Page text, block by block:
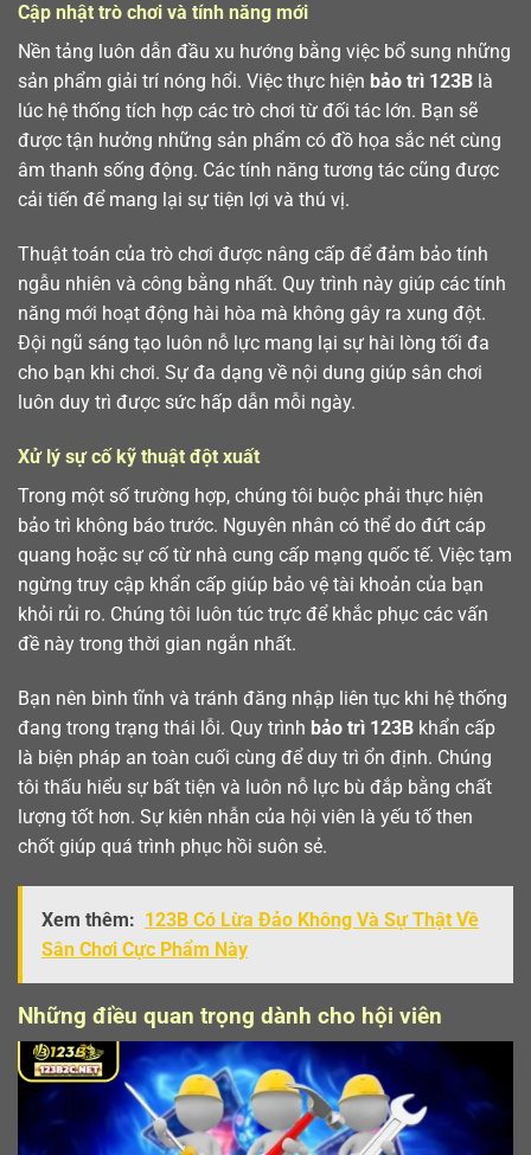
Cập nhật trò chơi và tính năng mới
Nền tảng luôn dẫn đầu xu hướng bằng việc bổ sung những
sản phẩm giải trí nóng hổi. Việc thực hiện bảo trì 123B là
lúc hệ thống tích hợp các trò chơi từ đối tác lớn. Bạn sẽ
được tận hưởng những sản phẩm có đồ họa sắc nét cùng
âm thanh sống động. Các tính năng tương tác cũng được
cải tiến để mang lại sự tiện lợi và thú vị.
Thuật toán của trò chơi được nâng cấp để đảm bảo tính
ngẫu nhiên và công bằng nhất. Quy trình này giúp các tính
năng mới hoạt động hài hòa mà không gây ra xung đột.
Đội ngũ sáng tạo luôn nỗ lực mang lại sự hài lòng tối đa
cho bạn khi chơi. Sự đa dạng về nội dung giúp sân chơi
luôn duy trì được sức hấp dẫn mỗi ngày.
Xử lý sự cố kỹ thuật đột xuất
Trong một số trường hợp, chúng tôi buộc phải thực hiện
bảo trì không báo trước. Nguyên nhân có thể do đứt cáp
quang hoặc sự cố từ nhà cung cấp mạng quốc tế. Việc tạm
ngừng truy cập khẩn cấp giúp bảo vệ tài khoản của bạn
khỏi rủi ro. Chúng tôi luôn túc trực để khắc phục các vấn
đề này trong thời gian ngắn nhất.
Bạn nên bình tĩnh và tránh đăng nhập liên tục khi hệ thống
đang trong trạng thái lỗi. Quy trình bảo trì 123B khẩn cấp
là biện pháp an toàn cuối cùng để duy trì ổn định. Chúng
tôi thấu hiểu sự bất tiện và luôn nỗ lực bù đắp bằng chất
lượng tốt hơn. Sự kiên nhẫn của hội viên là yếu tố then
chốt giúp quá trình phục hồi suôn sẻ.
Xem thêm: 123B Có Lừa Đảo Không Và Sự Thật Về
Sân Chơi Cực Phẩm Này
Những điều quan trọng dành cho hội viên